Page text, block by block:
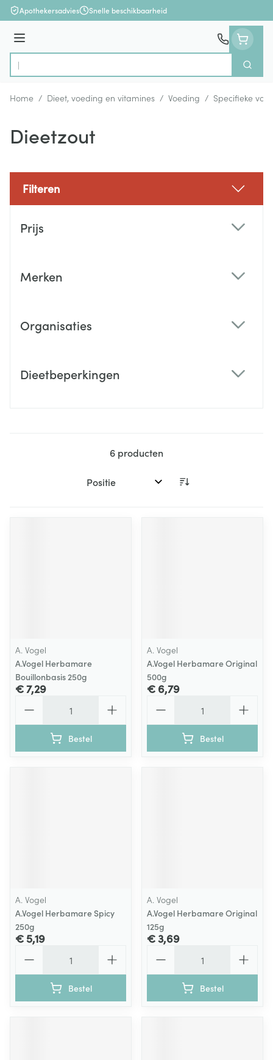
Ga naar de inhoud
Apothekersadvies Snelle beschikbaarheid
Menu
Product, merk, categorie...
Zoek
Home / Dieet, voeding en vitamines / Voeding / Specifieke
Dieetzout
Filteren
Prijs
Merken
Organisaties
Dieetbeperkingen
6 producten
Sorteer op:
A. Vogel
A.Vogel Herbamare
Bouillonbasis 250g
€ 7,29
Bestel
A. Vogel
A.Vogel Herbamare Original
500g
€ 6,79
Bestel
A. Vogel
A.Vogel Herbamare Spicy
250g
€ 5,19
Bestel
A. Vogel
A.Vogel Herbamare Original
125g
€ 3,69
Bestel